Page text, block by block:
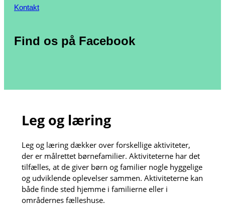
Kontakt
Find os på Facebook
Leg og læring
Leg og læring dækker over forskellige aktiviteter,
der er målrettet børnefamilier. Aktiviteterne har det
tilfælles, at de giver børn og familier nogle hyggelige
og udviklende oplevelser sammen. Aktiviteterne kan
både finde sted hjemme i familierne eller i
områdernes fælleshuse.